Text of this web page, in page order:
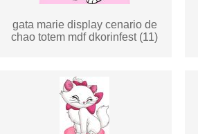
gata marie display cenario de
chao totem mdf dkorinfest (11)